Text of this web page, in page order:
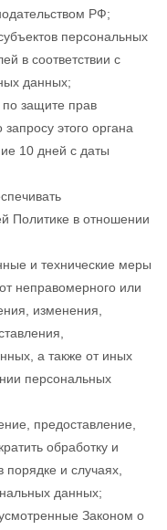
РФ;
персональных
в соответствии с
данных;
защите прав
этого органа
10 дней с даты
Политике в отношении
и технические меры
неправомерного или
изменения,
а также от иных
персональных
предоставление,
обработку и
и случаях,
данных;
Законом о